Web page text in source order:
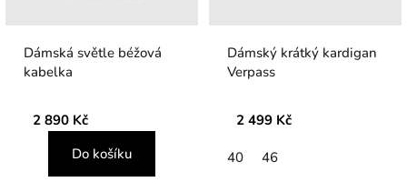
Dámská světle béžová
kabelka
2 890 Kč
Do košíku
Dámský krátký kardigan
Verpass
2 499 Kč
40 46